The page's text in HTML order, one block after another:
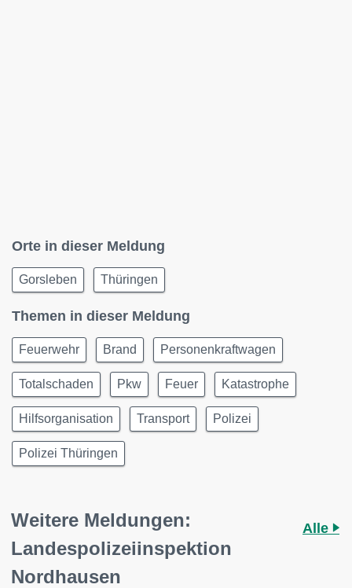
Orte in dieser Meldung
Gorsleben Thüringen
Themen in dieser Meldung
Feuerwehr Brand Personenkraftwagen
Totalschaden Pkw Feuer Katastrophe
Hilfsorganisation Transport Polizei
Polizei Thüringen
Weitere Meldungen:
Landespolizeiinspektion
Nordhausen
Alle